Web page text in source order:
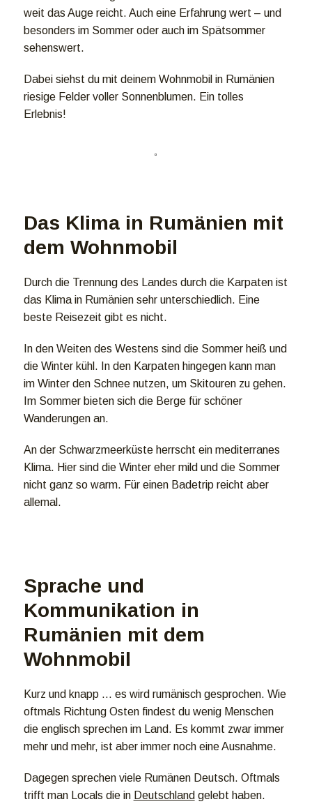
weit das Auge reicht. Auch eine Erfahrung wert – und
besonders im Sommer oder auch im Spätsommer
sehenswert.
Dabei siehst du mit deinem Wohnmobil in Rumänien
riesige Felder voller Sonnenblumen. Ein tolles
Erlebnis!
Das Klima in Rumänien mit
dem Wohnmobil
Durch die Trennung des Landes durch die Karpaten ist
das Klima in Rumänien sehr unterschiedlich. Eine
beste Reisezeit gibt es nicht.
In den Weiten des Westens sind die Sommer heiß und
die Winter kühl. In den Karpaten hingegen kann man
im Winter den Schnee nutzen, um Skitouren zu gehen.
Im Sommer bieten sich die Berge für schöner
Wanderungen an.
An der Schwarzmeerküste herrscht ein mediterranes
Klima. Hier sind die Winter eher mild und die Sommer
nicht ganz so warm. Für einen Badetrip reicht aber
allemal.
Sprache und
Kommunikation in
Rumänien mit dem
Wohnmobil
Kurz und knapp … es wird rumänisch gesprochen. Wie
oftmals Richtung Osten findest du wenig Menschen
die englisch sprechen im Land. Es kommt zwar immer
mehr und mehr, ist aber immer noch eine Ausnahme.
Dagegen sprechen viele Rumänen Deutsch. Oftmals
trifft man Locals die in Deutschland gelebt haben.